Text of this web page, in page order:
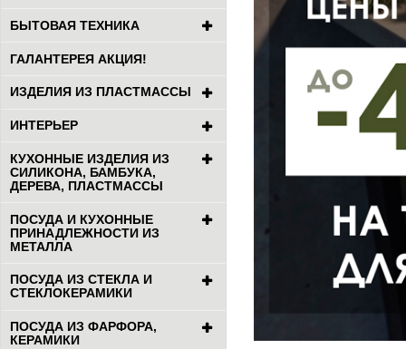
БЫТОВАЯ ТЕХНИКА
ГАЛАНТЕРЕЯ АКЦИЯ!
ИЗДЕЛИЯ ИЗ ПЛАСТМАССЫ
ИНТЕРЬЕР
КУХОННЫЕ ИЗДЕЛИЯ ИЗ
СИЛИКОНА, БАМБУКА,
ДЕРЕВА, ПЛАСТМАССЫ
ПОСУДА И КУХОННЫЕ
ПРИНАДЛЕЖНОСТИ ИЗ
МЕТАЛЛА
ПОСУДА ИЗ СТЕКЛА И
СТЕКЛОКЕРАМИКИ
ПОСУДА ИЗ ФАРФОРА,
КЕРАМИКИ